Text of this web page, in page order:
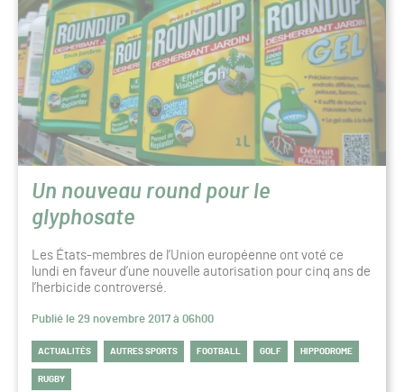
Un nouveau round pour le
glyphosate
Les États-membres de l’Union européenne ont voté ce
lundi en faveur d’une nouvelle autorisation pour cinq ans de
l’herbicide controversé.
Publié le 29 novembre 2017 à 06h00
ACTUALITÉS AUTRES SPORTS FOOTBALL GOLF HIPPODROME
RUGBY